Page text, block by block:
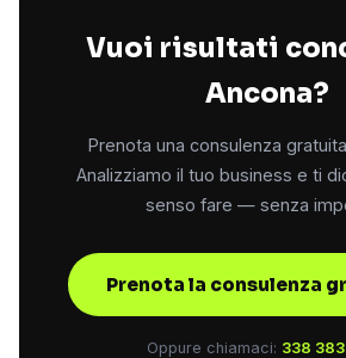
Vuoi risultati
Ancona?
Prenota una consulenza
Analizziamo il tuo business e ti
senso fare — senza
Prenota la consulenza
Oppure chiamaci: 338